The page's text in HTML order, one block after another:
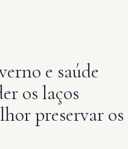
e saúde
os laços
preservar os